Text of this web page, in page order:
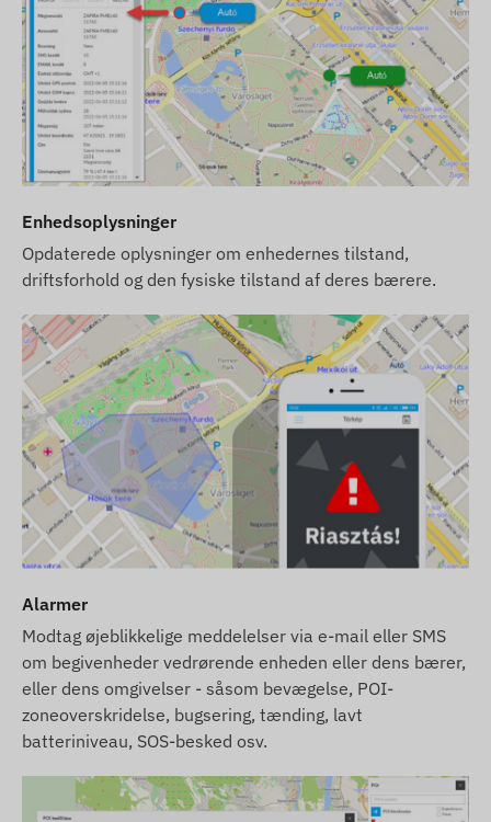
Enhedsoplysninger
Opdaterede oplysninger om enhedernes tilstand,
driftsforhold og den fysiske tilstand af deres bærere.
Alarmer
Modtag øjeblikkelige meddelelser via e-mail eller SMS
om begivenheder vedrørende enheden eller dens bærer,
eller dens omgivelser - såsom bevægelse, POI-
zoneoverskridelse, bugsering, tænding, lavt
batteriniveau, SOS-besked osv.